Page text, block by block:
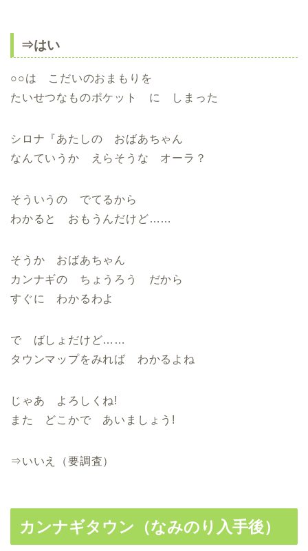
⇒はい
○○は こだいのおまもりを
たいせつなものポケット に しまった
シロナ『あたしの おばあちゃん
なんていうか えらそうな オーラ？
そういうの でてるから
わかると おもうんだけど……
そうか おばあちゃん
カンナギの ちょうろう だから
すぐに わかるわよ
で ばしょだけど……
タウンマップをみれば わかるよね
じゃあ よろしくね!
また どこかで あいましょう!
⇒いいえ（要調査）
カンナギタウン（なみのり入手後）